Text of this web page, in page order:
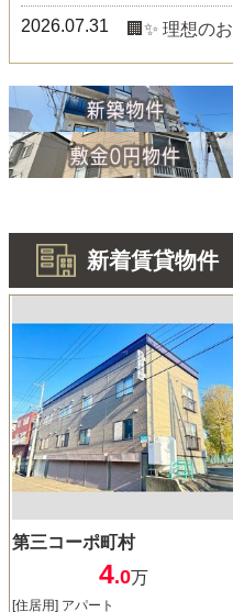
2026.07.31 🏢✨ 理想の
新着賃貸物件
第三コーポ町村
4.0万
[住居用] アパート